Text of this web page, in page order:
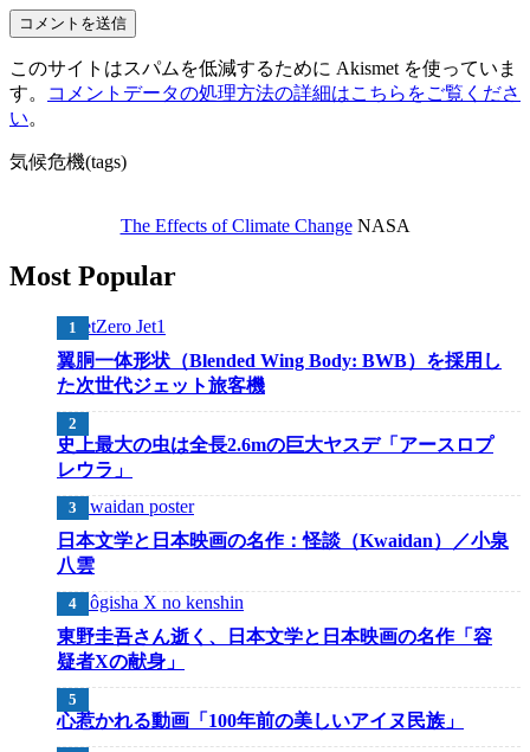
このサイトはスパムを低減するために Akismet を使っていま
す。
コメントデータの処理方法の詳細はこちらをご覧くださ
い。
気候危機(tags)
The Effects of Climate ChangeNASA
Most Popular
翼胴一体形状（Blended Wing Body: BWB）を採用し
た次世代ジェット旅客機
史上最大の虫は全長2.6mの巨大ヤスデ「アースロプ
レウラ」
日本文学と日本映画の名作：怪談（Kwaidan）／小泉
八雲
東野圭吾さん逝く、日本文学と日本映画の名作「容
疑者Xの献身」
心惹かれる動画「100年前の美しいアイヌ民族」